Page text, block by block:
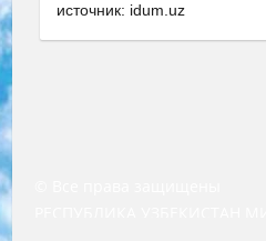
источник: idum.uz